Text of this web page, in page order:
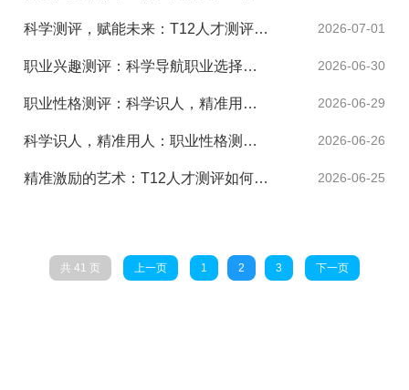
科学测评，赋能未来：T12人才测评系统在现代人力资源管理... 2026-07-01
职业兴趣测评：科学导航职业选择，精准赋能人才发展——解读... 2026-06-30
职业性格测评：科学识人，精准用人，赋能现代企业人才管理新... 2026-06-29
科学识人，精准用人：职业性格测评如何重塑现代企业人才管理 2026-06-26
精准激励的艺术：T12人才测评如何破解员工激励难题 2026-06-25
共 41 页 上一页 1 2 3 下一页